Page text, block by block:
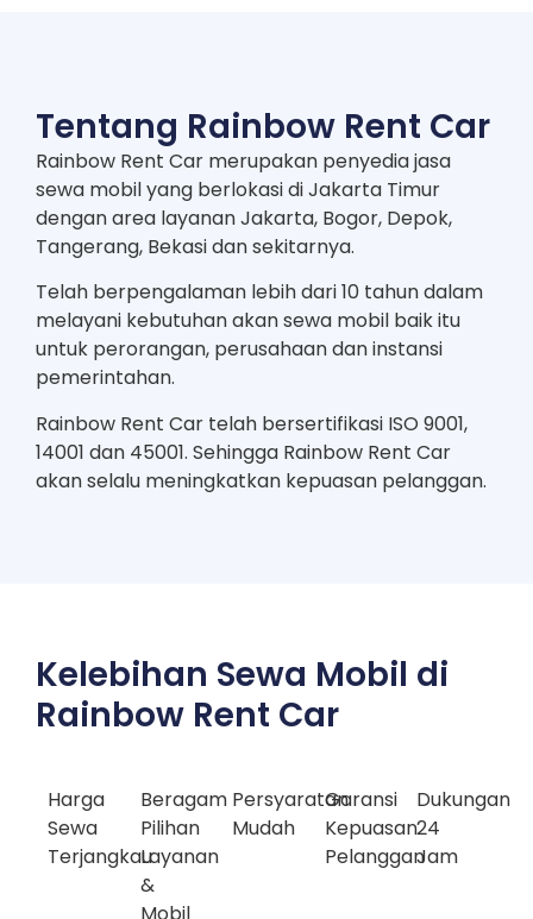
Tentang Rainbow Rent Car
Rainbow Rent Car merupakan penyedia jasa
sewa mobil yang berlokasi di Jakarta Timur
dengan area layanan Jakarta, Bogor, Depok,
Tangerang, Bekasi dan sekitarnya.
Telah berpengalaman lebih dari 10 tahun dalam
melayani kebutuhan akan sewa mobil baik itu
untuk perorangan, perusahaan dan instansi
pemerintahan.
Rainbow Rent Car telah bersertifikasi ISO 9001,
14001 dan 45001. Sehingga Rainbow Rent Car
akan selalu meningkatkan kepuasan pelanggan.
Kelebihan Sewa Mobil di
Rainbow Rent Car
Harga
Sewa
Terjangkau
Beragam
Pilihan
Layanan
&
Mobil
Persyaratan
Mudah
Garansi
Kepuasan
Pelanggan
Dukungan
24
Jam